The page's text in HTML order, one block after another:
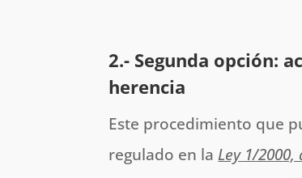
2.- Segunda opción:
herencia
Este procedimiento que
regulado en laLey 1/